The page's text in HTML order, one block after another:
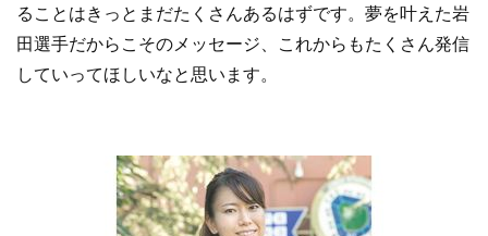
ることはきっとまだたくさんあるはずです。夢を叶えた岩
田選手だからこそのメッセージ、これからもたくさん発信
していってほしいなと思います。